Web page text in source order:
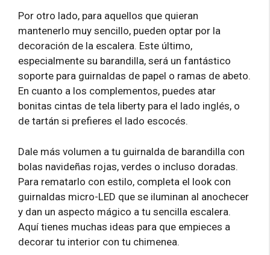
Por otro lado, para aquellos que quieran
mantenerlo muy sencillo, pueden optar por la
decoración de la escalera. Este último,
especialmente su barandilla, será un fantástico
soporte para guirnaldas de papel o ramas de abeto.
En cuanto a los complementos, puedes atar
bonitas cintas de tela liberty para el lado inglés, o
de tartán si prefieres el lado escocés.
Dale más volumen a tu guirnalda de barandilla con
bolas navideñas rojas, verdes o incluso doradas.
Para rematarlo con estilo, completa el look con
guirnaldas micro-LED que se iluminan al anochecer
y dan un aspecto mágico a tu sencilla escalera.
Aquí tienes muchas ideas para que empieces a
decorar tu interior con tu chimenea.